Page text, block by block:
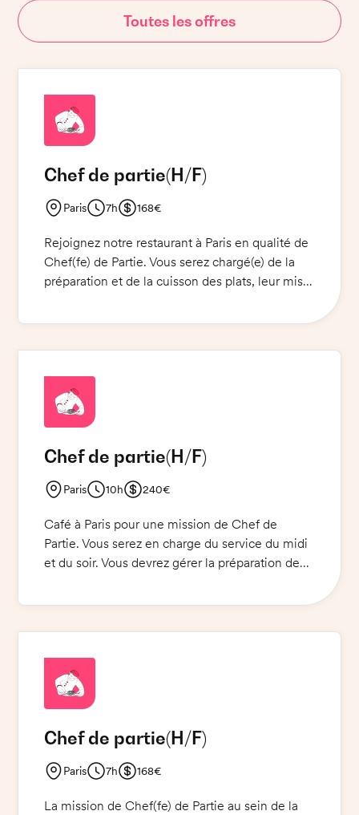
Toutes les offres
Chef de partie(H/F)
Paris 7h 168€
Rejoignez notre restaurant à Paris en qualité de
Chef(fe) de Partie. Vous serez chargé(e) de la
préparation et de la cuisson des plats, leur mise
assurerez la gestion des stocks et la qualité des
alimentaire. Prévoyez votre tenue de travail et
votre pièce d'identité. Venez vivre une
expérience unique !
Chef de partie(H/F)
Paris 10h 240€
Café à Paris pour une mission de Chef de
Partie. Vous serez en charge du service du midi
et du soir. Vous devrez gérer la préparation des
Vous devrez également gérer le personnel et
Chef de partie(H/F)
Paris 7h 168€
La mission de Chef(fe) de Partie au sein de la